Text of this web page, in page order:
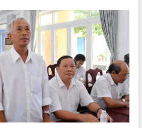
phí
kỳ